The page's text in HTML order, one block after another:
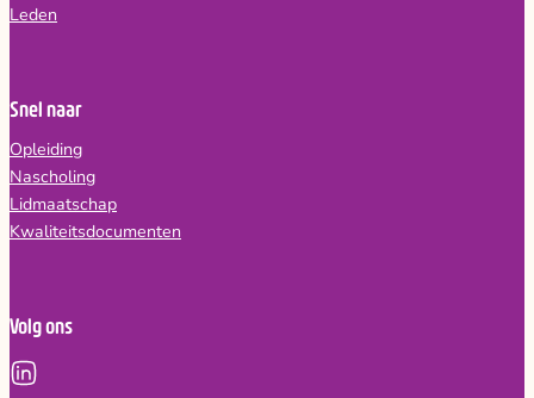
Leden
Snel naar
Opleiding
Nascholing
Lidmaatschap
Kwaliteitsdocumenten
Volg ons